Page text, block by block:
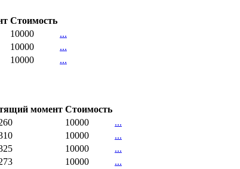
Стоимость
10000
...
10000
...
10000 ...
момент Стоимость
10000
...
10000
...
10000
...
10000
...